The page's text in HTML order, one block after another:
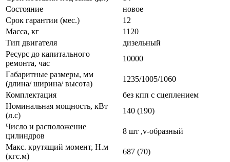
Состояние
новое
Срок гарантии (мес.)
12
Масса, кг
1120
Тип двигателя
дизельный
Ресурс до капитального
ремонта, час
10000
Габаритные размеры, мм
(длина/ ширина/ высота)
1235/1005/1060
Комплектация
без кпп с сцеплением
Номинальная мощность, кВт
(л.с)
140 (190)
Число и расположение
цилиндров
8 шт ,v-образный
Макс. крутящий момент, Н.м
(кгс.м)
687 (70)